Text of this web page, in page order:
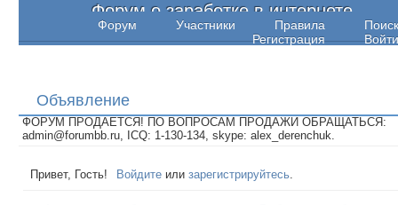
Форум о заработке в интернете
Форум Участники Правила
Поиск
Регистрация
Войти
Объявление
ФОРУМ ПРОДАЕТСЯ! ПО ВОПРОСАМ ПРОДАЖИ ОБРАЩАТЬСЯ:
admin@forumbb.ru, ICQ: 1-130-134, skype: alex_derenchuk.
Привет, Гость! Войдите илизарегистрируйтесь